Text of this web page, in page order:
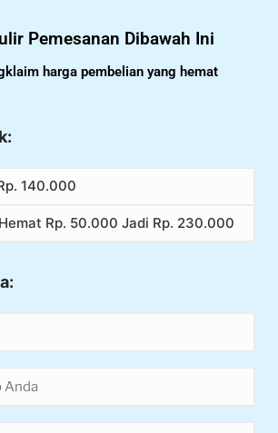
Pemesanan Dibawah Ini
harga pembelian yang hemat
140.000
Rp. 50.000 Jadi Rp. 230.000